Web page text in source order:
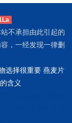
不承担由此引起的
，一经发现一律删
选择很重要 燕麦片
含义